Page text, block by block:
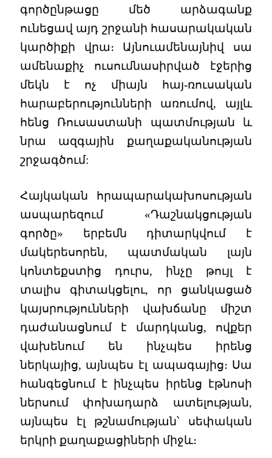
գործընթացը մեծ արձագանք
ունեցավ այդ շրջանի հասարակական
կարծիքի վրա։ Այնուամենայնիվ սա
ամենաքիչ ուսումնասիրված էջերից
մեկն է ոչ միայն հայ-ռուսական
հարաբերությունների առումով, այլև
հենց Ռուսաստանի պատմության և
նրա ազգային քաղաքականության
շրջագծում:
Հայկական հրապարակախոսության
ասպարեզում «Դաշնակցության
գործը» երբեմն դիտարկվում է
մակերեսորեն, պատմական լայն
կոնտեքստից դուրս, ինչը թույլ է
տալիս գիտակցելու, որ ցանկացած
կայսրությունների վախճանը միշտ
դաժանացնում է մարդկանց, ովքեր
վախենում են ինչպես իրենց
ներկայից, այնպես էլ ապագայից։ Սա
հանգեցնում է ինչպես իրենց էթնոսի
ներսում փոխադարձ ատելության,
այնպես էլ թշնամության՝ սեփական
երկրի քաղաքացիների միջև։